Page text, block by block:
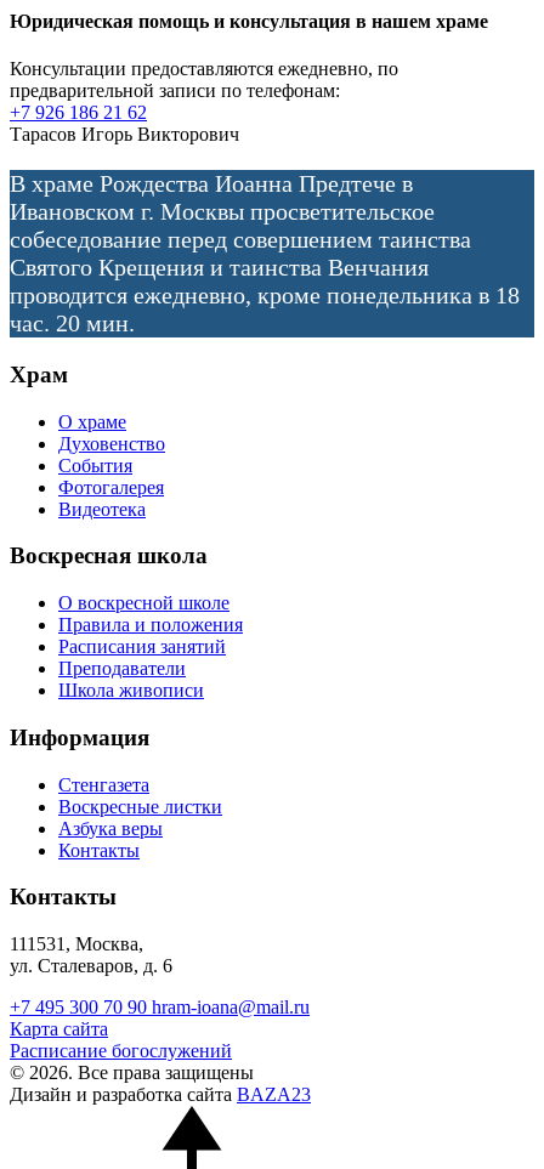
Юридическая помощь и консультация в нашем храме
Консультации предоставляются ежедневно, по
предварительной записи по телефонам:
+7 926 186 21 62
Тарасов Игорь Викторович
В храме Рождества Иоанна Предтече в
Ивановском г. Москвы просветительское
собеседование перед совершением таинства
Святого Крещения и таинства Венчания
проводится ежедневно, кроме понедельника в 18
час. 20 мин.
Храм
О храме
Духовенство
События
Фотогалерея
Видеотека
Воскресная школа
О воскресной школе
Правила и положения
Расписания занятий
Преподаватели
Школа живописи
Информация
Стенгазета
Воскресные листки
Азбука веры
Контакты
Контакты
111531, Москва,
ул. Сталеваров, д. 6
+7 495 300 70 90 hram-ioana@mail.ru
Карта сайта
Расписание богослужений
© 2026. Все права защищены
Дизайн и разработка сайта BAZA23